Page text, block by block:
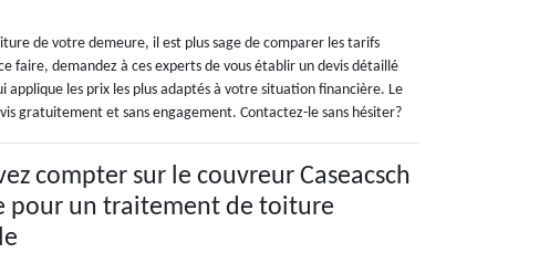
de votre demeure, il est plus sage de comparer les tarifs
faire, demandez à ces experts de vous établir un devis détaillé
les prix les plus adaptés à votre situation financière. Le
gratuitement et sans engagement. Contactez-le sans hésiter?
compter sur le couvreur Caseacsch
pour un traitement de toiture